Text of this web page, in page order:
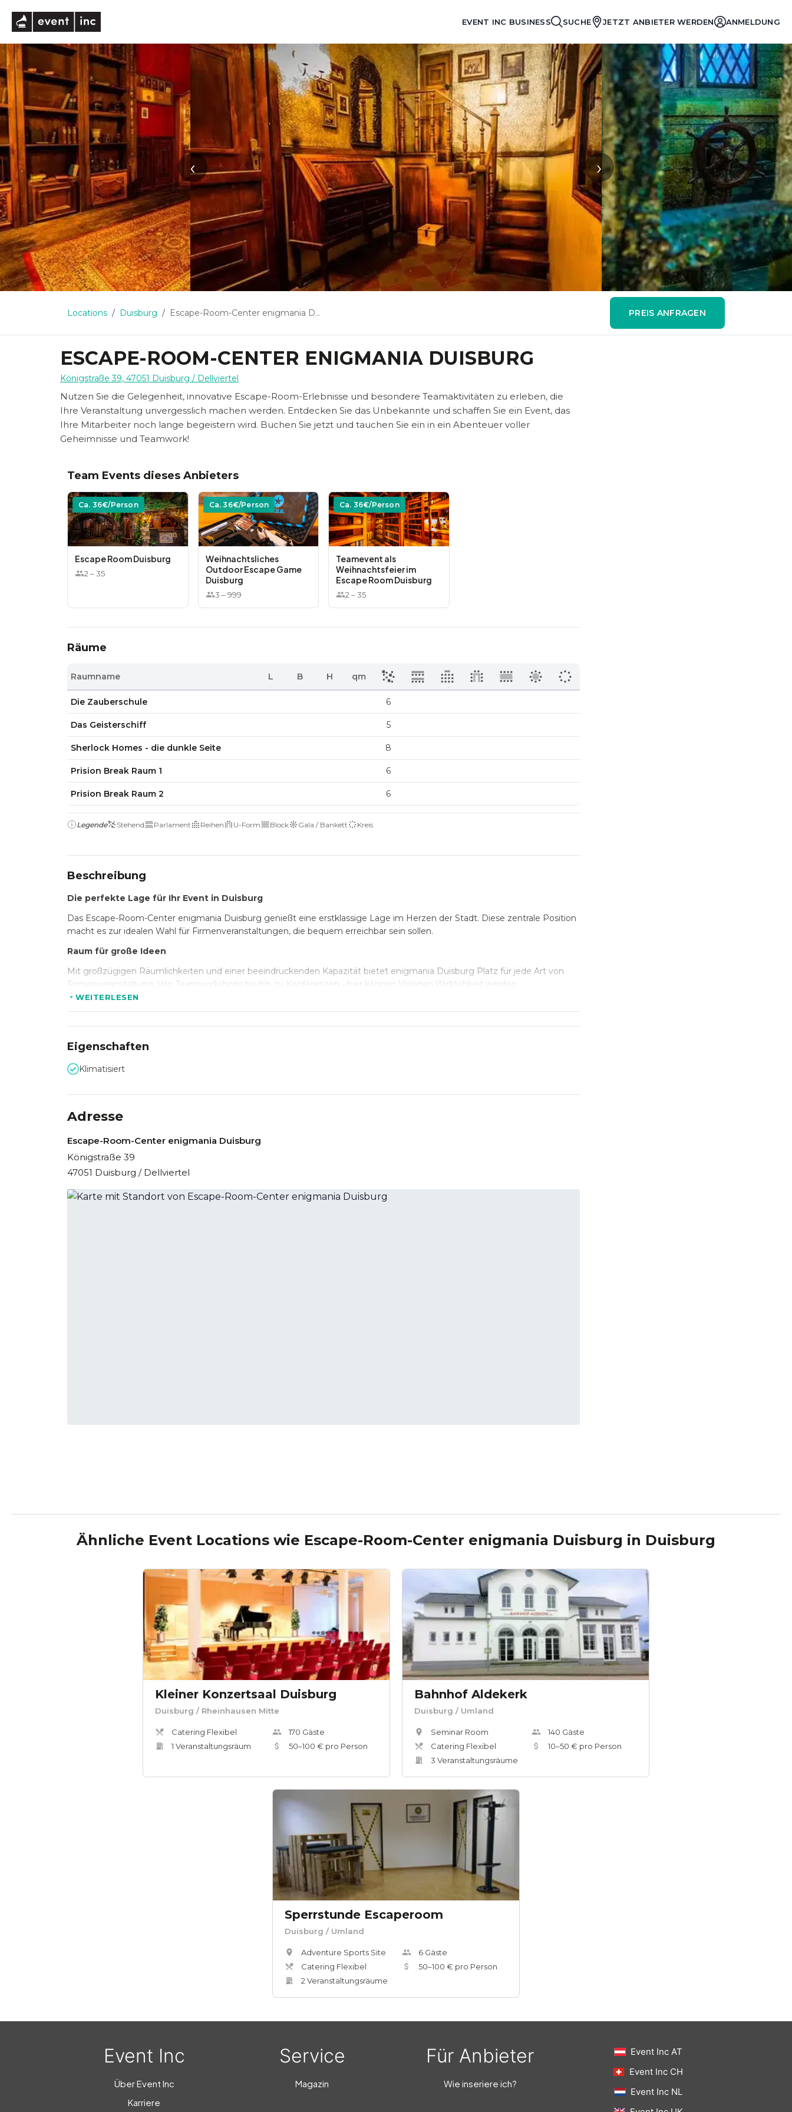
EVENT INC BUSINESS SUCHE JETZT ANBIETER WERDEN ANMELDUNG
‹ ›
Locations Duisburg Escape-Room-Center enigmania Duisburg PREIS ANFRAGEN
ESCAPE-ROOM-CENTER ENIGMANIA DUISBURG
Königstraße 39, 47051 Duisburg / Dellviertel
Nutzen Sie die Gelegenheit, innovative Escape-Room-Erlebnisse und besondere Teamaktivitäten zu erleben, die
Ihre Veranstaltung unvergesslich machen werden. Entdecken Sie das Unbekannte und schaffen Sie ein Event, das
Ihre Mitarbeiter noch lange begeistern wird. Buchen Sie jetzt und tauchen Sie ein in ein Abenteuer voller
Geheimnisse und Teamwork!
Team Events dieses Anbieters
Ca. 36€/Person
Escape Room Duisburg
2 –35
Ca.36€/Person
Weihnachtsliches
Outdoor Escape Game
Duisburg
3 –999
Ca. 36€/Person
Teamevent als
Weihnachtsfeier im
Escape Room Duisburg
2 –35
Räume
Raumname L B H qm
Die Zauberschule 6
Das Geisterschiff 5
Sherlock Homes - die dunkle Seite 8
Prision Break Raum 1 6
Prision Break Raum 2 6
Legende Stehend Parlament Reihen U-Form Block Gala / Bankett Kreis
Beschreibung
Die perfekte Lage für Ihr Event in Duisburg
Das Escape-Room-Center enigmania Duisburg genießt eine erstklassige Lage im Herzen der Stadt. Diese zentrale Position
macht es zur idealen Wahl für Firmenveranstaltungen, die bequem erreichbar sein sollen.
Raum für große Ideen
Mit großzügigen Räumlichkeiten und einer beeindruckenden Kapazität bietet enigmania Duisburg Platz für jede Art von
Firmenveranstaltung. Von Teamworkshops bis hin zu Konferenzen - hier können Visionen Wirklichkeit werden.
Der einzigartige Stil von enigmania Duisburg schafft eine inspirierende Atmosphäre für Ihre Veranstaltung. Die Location
unvergesslich machen.
WEITERLESEN
Eigenschaften
Klimatisiert
Adresse
Escape-Room-Center enigmania Duisburg
Königstraße 39
47051 Duisburg / Dellviertel
Ähnliche Event Locations wie Escape-Room-Center enigmania Duisburg in Duisburg
Kleiner Konzertsaal Duisburg
Duisburg / Rheinhausen Mitte
Catering Flexibel
1 Veranstaltungsräum
170 Gäste
50–100 € pro Person
Bahnhof Aldekerk
Duisburg / Umland
Seminar Room
Catering Flexibel
3 Veranstaltungsräume
140 Gäste
10–50 € pro Person
Sperrstunde Escaperoom
Duisburg / Umland
Adventure Sports Site
Catering Flexibel
2 Veranstaltungsräume
6 Gäste
50–100 € pro Person
Event Inc
Über Event Inc
Karriere
Service
Magazin
Für Anbieter
Wie inseriere ich?
Event Inc AT
Event Inc CH
Event Inc NL